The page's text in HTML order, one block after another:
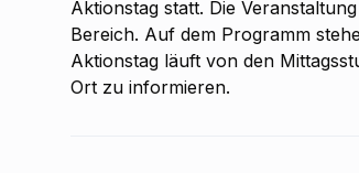
Aktionstag statt. Die
Bereich. Auf dem Programm
Aktionstag läuft von den
Ort zu informieren.